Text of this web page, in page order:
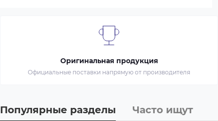
Оригинальная продукция
Официальные поставки напрямую от производителя
Популярные разделы Часто ищут